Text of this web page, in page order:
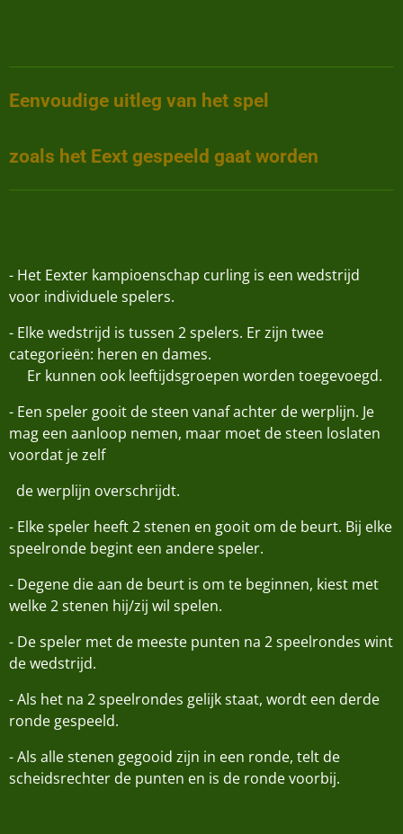
Eenvoudige uitleg van het spel
zoals het Eext gespeeld gaat worden
- Het Eexter kampioenschap curling is een wedstrijd
voor individuele spelers.
- Elke wedstrijd is tussen 2 spelers. Er zijn twee
categorieën: heren en dames.
Er kunnen ook leeftijdsgroepen worden toegevoegd.
- Een speler gooit de steen vanaf achter de werplijn. Je
mag een aanloop nemen, maar moet de steen loslaten
voordat je zelf
de werplijn overschrijdt.
- Elke speler heeft 2 stenen en gooit om de beurt. Bij elke
speelronde begint een andere speler.
- Degene die aan de beurt is om te beginnen, kiest met
welke 2 stenen hij/zij wil spelen.
- De speler met de meeste punten na 2 speelrondes wint
de wedstrijd.
- Als het na 2 speelrondes gelijk staat, wordt een derde
ronde gespeeld.
- Als alle stenen gegooid zijn in een ronde, telt de
scheidsrechter de punten en is de ronde voorbij.